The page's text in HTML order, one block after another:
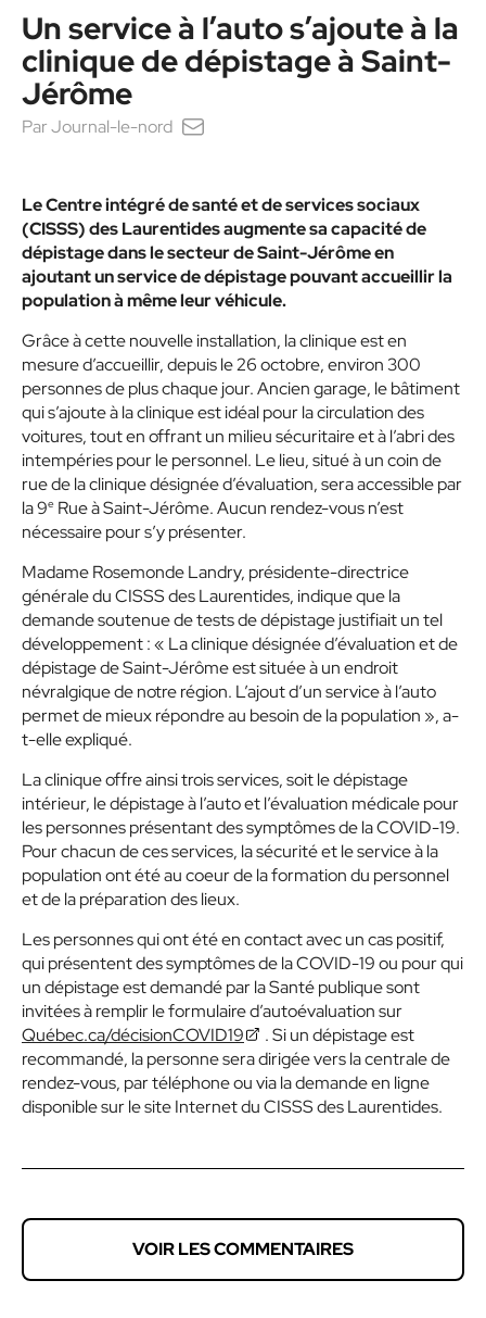
Un service à l’auto s’ajoute à la
clinique de dépistage à Saint-
Jérôme
ParJournal-le-nord
Le Centre intégré de santé et de services sociaux
(CISSS) des Laurentides augmente sa capacité de
dépistage dans le secteur de Saint-Jérôme en
ajoutant un service de dépistage pouvant accueillir la
population à même leur véhicule.
Grâce à cette nouvelle installation, la clinique est en
mesure d’accueillir, depuis le 26 octobre, environ 300
personnes de plus chaque jour. Ancien garage, le bâtiment
qui s’ajoute à la clinique est idéal pour la circulation des
voitures, tout en offrant un milieu sécuritaire et à l’abri des
intempéries pour le personnel. Le lieu, situé à un coin de
rue de la clinique désignée d’évaluation, sera accessible par
la 9e Rue à Saint-Jérôme. Aucun rendez-vous n’est
nécessaire pour s’y présenter.
Madame Rosemonde Landry, présidente-directrice
générale du CISSS des Laurentides, indique que la
demande soutenue de tests de dépistage justifiait un tel
développement :« La clinique désignée d’évaluation et de
dépistage de Saint-Jérôme est située à un endroit
névralgique de notre région. L’ajout d’un service à l’auto
permet de mieux répondre au besoin de la population », a-
t-elle expliqué.
La clinique offre ainsi trois services, soit le dépistage
intérieur, le dépistage à l’auto et l’évaluation médicale pour
les personnes présentant des symptômes de la COVID-19.
Pour chacun de ces services, la sécurité et le service à la
population ont été au coeur de la formation du personnel
et de la préparation des lieux.
Les personnes qui ont été en contact avec un cas positif,
qui présentent des symptômes de la COVID-19 ou pour qui
un dépistage est demandé par la Santé publique sont
invitées à remplir le formulaire d’autoévaluation sur
Québec.ca/décisionCOVID19
. Si un dépistage est
recommandé, la personne sera dirigée vers la centrale de
rendez-vous, par téléphone ou via la demande en ligne
disponible sur le site Internet du CISSS des Laurentides.
VOIR LES COMMENTAIRES